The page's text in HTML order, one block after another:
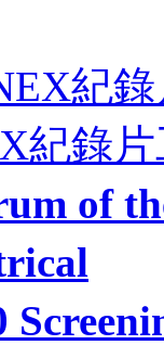
紀
紀錄
of